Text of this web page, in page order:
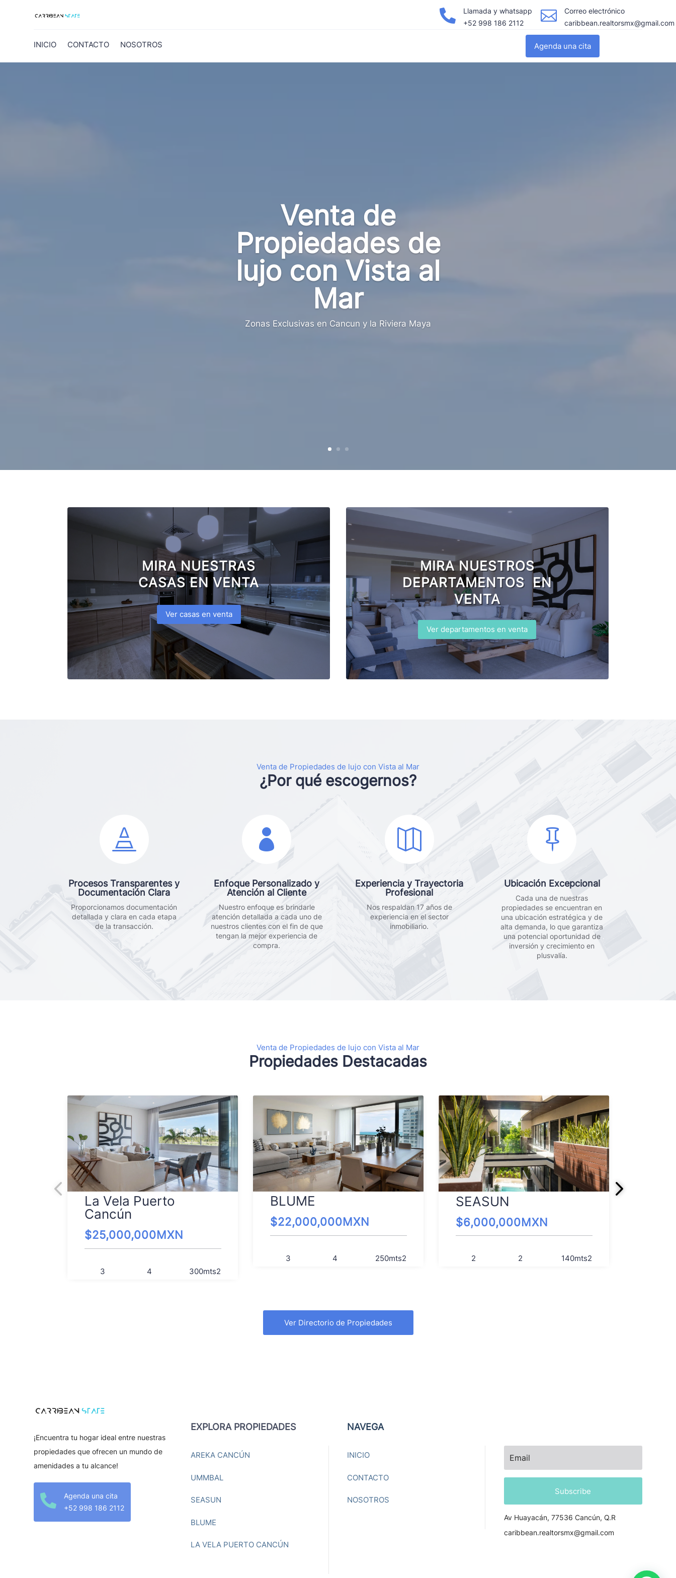

Llamada y whatsapp
+52 998 186 2112

Correo electrónico
caribbean.realtorsmx@gmail.com
INICIO CONTACTO NOSOTROS Agenda una cita
Venta de
Propiedades de
lujo con Vista al
Mar
Zonas Exclusivas en Cancun y la Riviera Maya
MIRA NUESTRAS
CASAS EN VENTA
Ver casas en venta
MIRA NUESTROS
DEPARTAMENTOS EN
VENTA
Ver departamentos en venta
Venta de Propiedades de lujo con Vista al Mar
¿Por qué escogernos?

Procesos Transparentes y
Documentación Clara
Proporcionamos documentación
detallada y clara en cada etapa
de la transacción.

Enfoque Personalizado y
Atención al Cliente
Nuestro enfoque es brindarle
atención detallada a cada uno de
nuestros clientes con el fin de que
tengan la mejor experiencia de
compra.

Experiencia y Trayectoria
Profesional
Nos respaldan 17 años de
experiencia en el sector
inmobiliario.

Ubicación Excepcional
Cada una de nuestras
propiedades se encuentran en
una ubicación estratégica y de
alta demanda, lo que garantiza
una potencial oportunidad de
inversión y crecimiento en
plusvalía.
Venta de Propiedades de lujo con Vista al Mar
Propiedades Destacadas
La Vela Puerto
Cancún
$25,000,000MXN
3 4 300mts2
BLUME
$22,000,000MXN
3 4 250mts2
SEASUN
$6,000,000MXN
2 2 140mts2
Ver Directorio de Propiedades
¡Encuentra tu hogar ideal entre nuestras
propiedades que ofrecen un mundo de
amenidades a tu alcance!

Agenda una cita
+52 998 186 2112
EXPLORA PROPIEDADES
AREKA CANCÚN
UMMBAL
SEASUN
BLUME
LA VELA PUERTO CANCÚN
NAVEGA
INICIO
CONTACTO
NOSOTROS
Subscribe
Av Huayacán, 77536 Cancún, Q.R
caribbean.realtorsmx@gmail.com